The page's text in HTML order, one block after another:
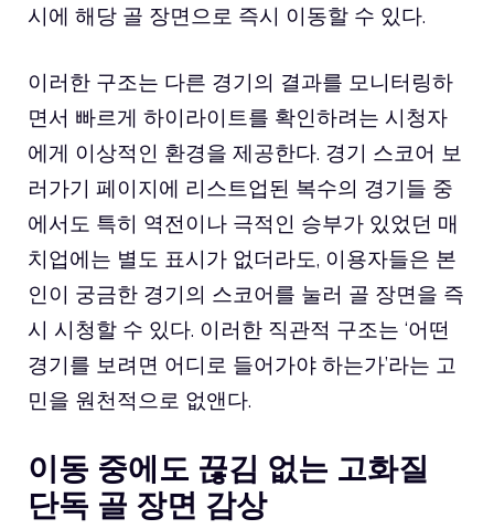
시에 해당 골 장면으로 즉시 이동할 수 있다.
이러한 구조는 다른 경기의 결과를 모니터링하
면서 빠르게 하이라이트를 확인하려는 시청자
에게 이상적인 환경을 제공한다. 경기 스코어 보
러가기 페이지에 리스트업된 복수의 경기들 중
에서도 특히 역전이나 극적인 승부가 있었던 매
치업에는 별도 표시가 없더라도, 이용자들은 본
인이 궁금한 경기의 스코어를 눌러 골 장면을 즉
시 시청할 수 있다. 이러한 직관적 구조는 ‘어떤
경기를 보려면 어디로 들어가야 하는가’라는 고
민을 원천적으로 없앤다.
이동 중에도 끊김 없는 고화질
단독 골 장면 감상